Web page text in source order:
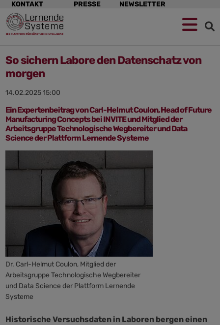
Navigation
überspringen
KONTAKT PRESSE NEWSLETTER
So sichern Labore den Datenschatz von
morgen
14.02.2025 15:00
Ein Expertenbeitrag von Carl-Helmut Coulon, Head of Future
Manufacturing Concepts bei INVITE und Mitglied der
Arbeitsgruppe Technologische Wegbereiter und Data
Science der Plattform Lernende Systeme
Dr. Carl-Helmut Coulon, Mitglied der
Arbeitsgruppe Technologische Wegbereiter
und Data Science der Plattform Lernende
Systeme
Historische Versuchsdaten in Laboren bergen einen